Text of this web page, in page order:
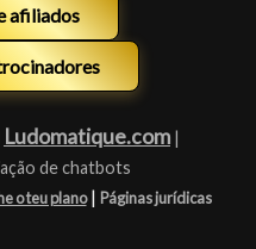
afiliados
Ludomatique.com |
de chatbots
o teu plano | Páginas jurídicas